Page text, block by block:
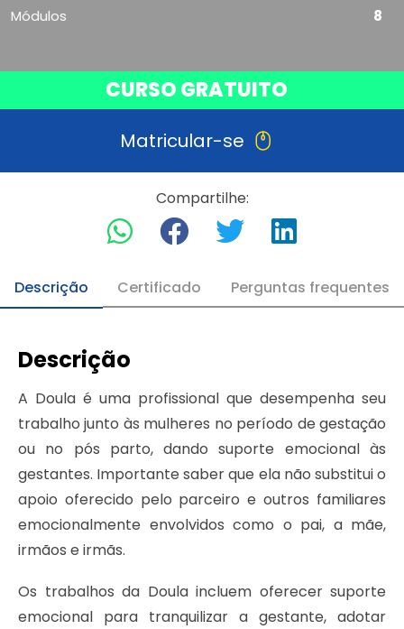
Módulos
8
CURSO GRATUITO
Matricular-se
Compartilhe:
Descrição Certificado Perguntas frequentes
Descrição
A Doula é uma profissional que desempenha seu
trabalho junto às mulheres no período de gestação
ou no pós parto, dando suporte emocional às
gestantes. Importante saber que ela não substitui o
apoio oferecido pelo parceiro e outros familiares
emocionalmente envolvidos como o pai, a mãe,
irmãos e irmãs.
Os trabalhos da Doula incluem oferecer suporte
emocional para tranquilizar a gestante, adotar